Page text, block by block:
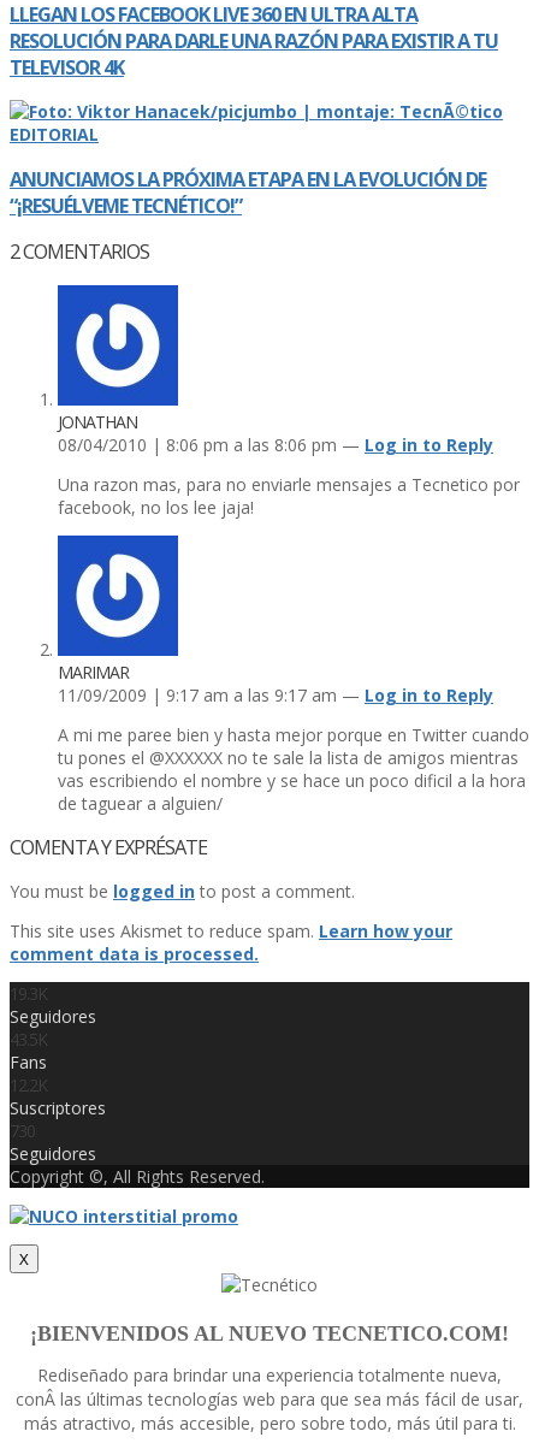
LLEGAN LOS FACEBOOK LIVE 360 EN ULTRA ALTA
RESOLUCIÓN PARA DARLE UNA RAZÓN PARA EXISTIR A TU
TELEVISOR 4K
EDITORIAL
ANUNCIAMOS LA PRÓXIMA ETAPA EN LA EVOLUCIÓN DE
“¡RESUÉLVEME TECNÉTICO!”
2COMENTARIOS
JONATHAN
08/04/2010 | 8:06 pm a las 8:06 pm — Log in to Reply
Una razon mas, para no enviarle mensajes a Tecnetico por
facebook, no los lee jaja!
MARIMAR
11/09/2009 | 9:17 am a las 9:17 am — Log in to Reply
A mi me paree bien y hasta mejor porque en Twitter cuando
tu pones el @XXXXXX no te sale la lista de amigos mientras
vas escribiendo el nombre y se hace un poco dificil a la hora
de taguear a alguien/
COMENTA Y EXPRÉSATE
You must be logged into post a comment.
This site uses Akismet to reduce spam. Learn how your
comment data is processed.
19.3K
Seguidores
43.5K
Fans
12.2K
Suscriptores
730
Seguidores
Copyright ©, All Rights Reserved.
X
¡BIENVENIDOS AL NUEVO TECNETICO.COM!
Rediseñado para brindar una experiencia totalmente nueva,
conÂ las últimas tecnologí­as web para que sea más fácil de usar,
más atractivo, más accesible, pero sobre todo, más útil para ti.